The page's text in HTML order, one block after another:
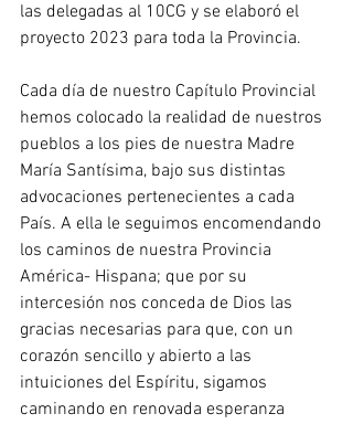
las delegadas al 10CG y se elaboró el
proyecto 2023 para toda la Provincia.
Cada día de nuestro Capítulo Provincial
hemos colocado la realidad de nuestros
pueblos a los pies de nuestra Madre
María Santísima, bajo sus distintas
advocaciones pertenecientes a cada
País. A ella le seguimos encomendando
los caminos de nuestra Provincia
América- Hispana; que por su
intercesión nos conceda de Dios las
gracias necesarias para que, con un
corazón sencillo y abierto a las
intuiciones del Espíritu, sigamos
caminando en renovada esperanza